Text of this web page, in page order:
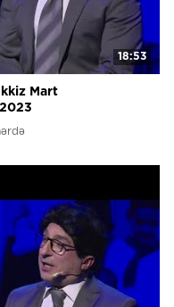
18:53
Mart